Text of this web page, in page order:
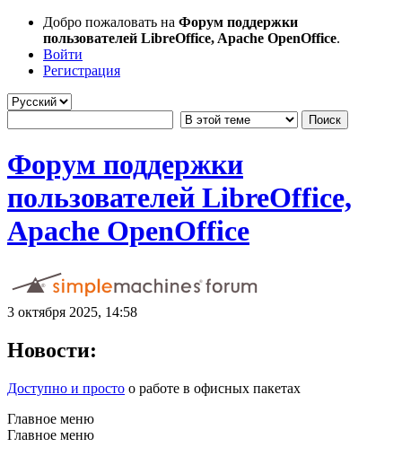
Добро пожаловать на Форум поддержки
пользователей LibreOffice, Apache OpenOffice.
Войти
Регистрация
Форум поддержки
пользователей LibreOffice,
Apache OpenOffice
3 октября 2025, 14:58
Новости:
Доступно и просто о работе в офисных пакетах
Главное меню
Главное меню